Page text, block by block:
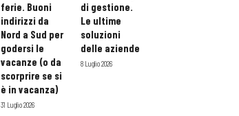
ferie. Buoni
indirizzi da
Nord a Sud per
godersi le
vacanze (o da
scorprire se si
è in vacanza)
31 Luglio 2026
di gestione.
Le ultime
soluzioni
delle aziende
8 Luglio 2026